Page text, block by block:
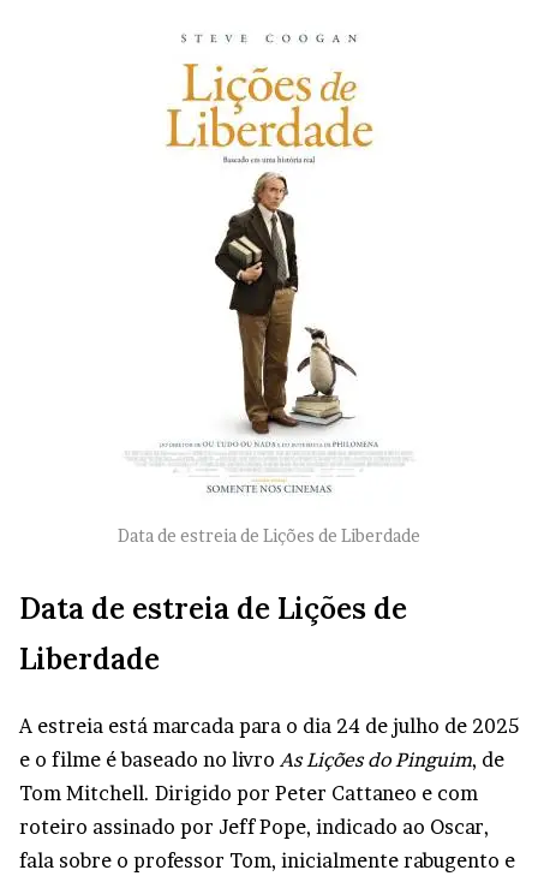
Data de estreia de Lições de Liberdade
Data de estreia de Lições de
Liberdade
A estreia está marcada para o dia 24 de julho de 2025
e o filme é baseado no livro As Lições do Pinguim, de
Tom Mitchell. Dirigido por Peter Cattaneo e com
roteiro assinado por Jeff Pope, indicado ao Oscar,
fala sobre o professor Tom, inicialmente rabugento e